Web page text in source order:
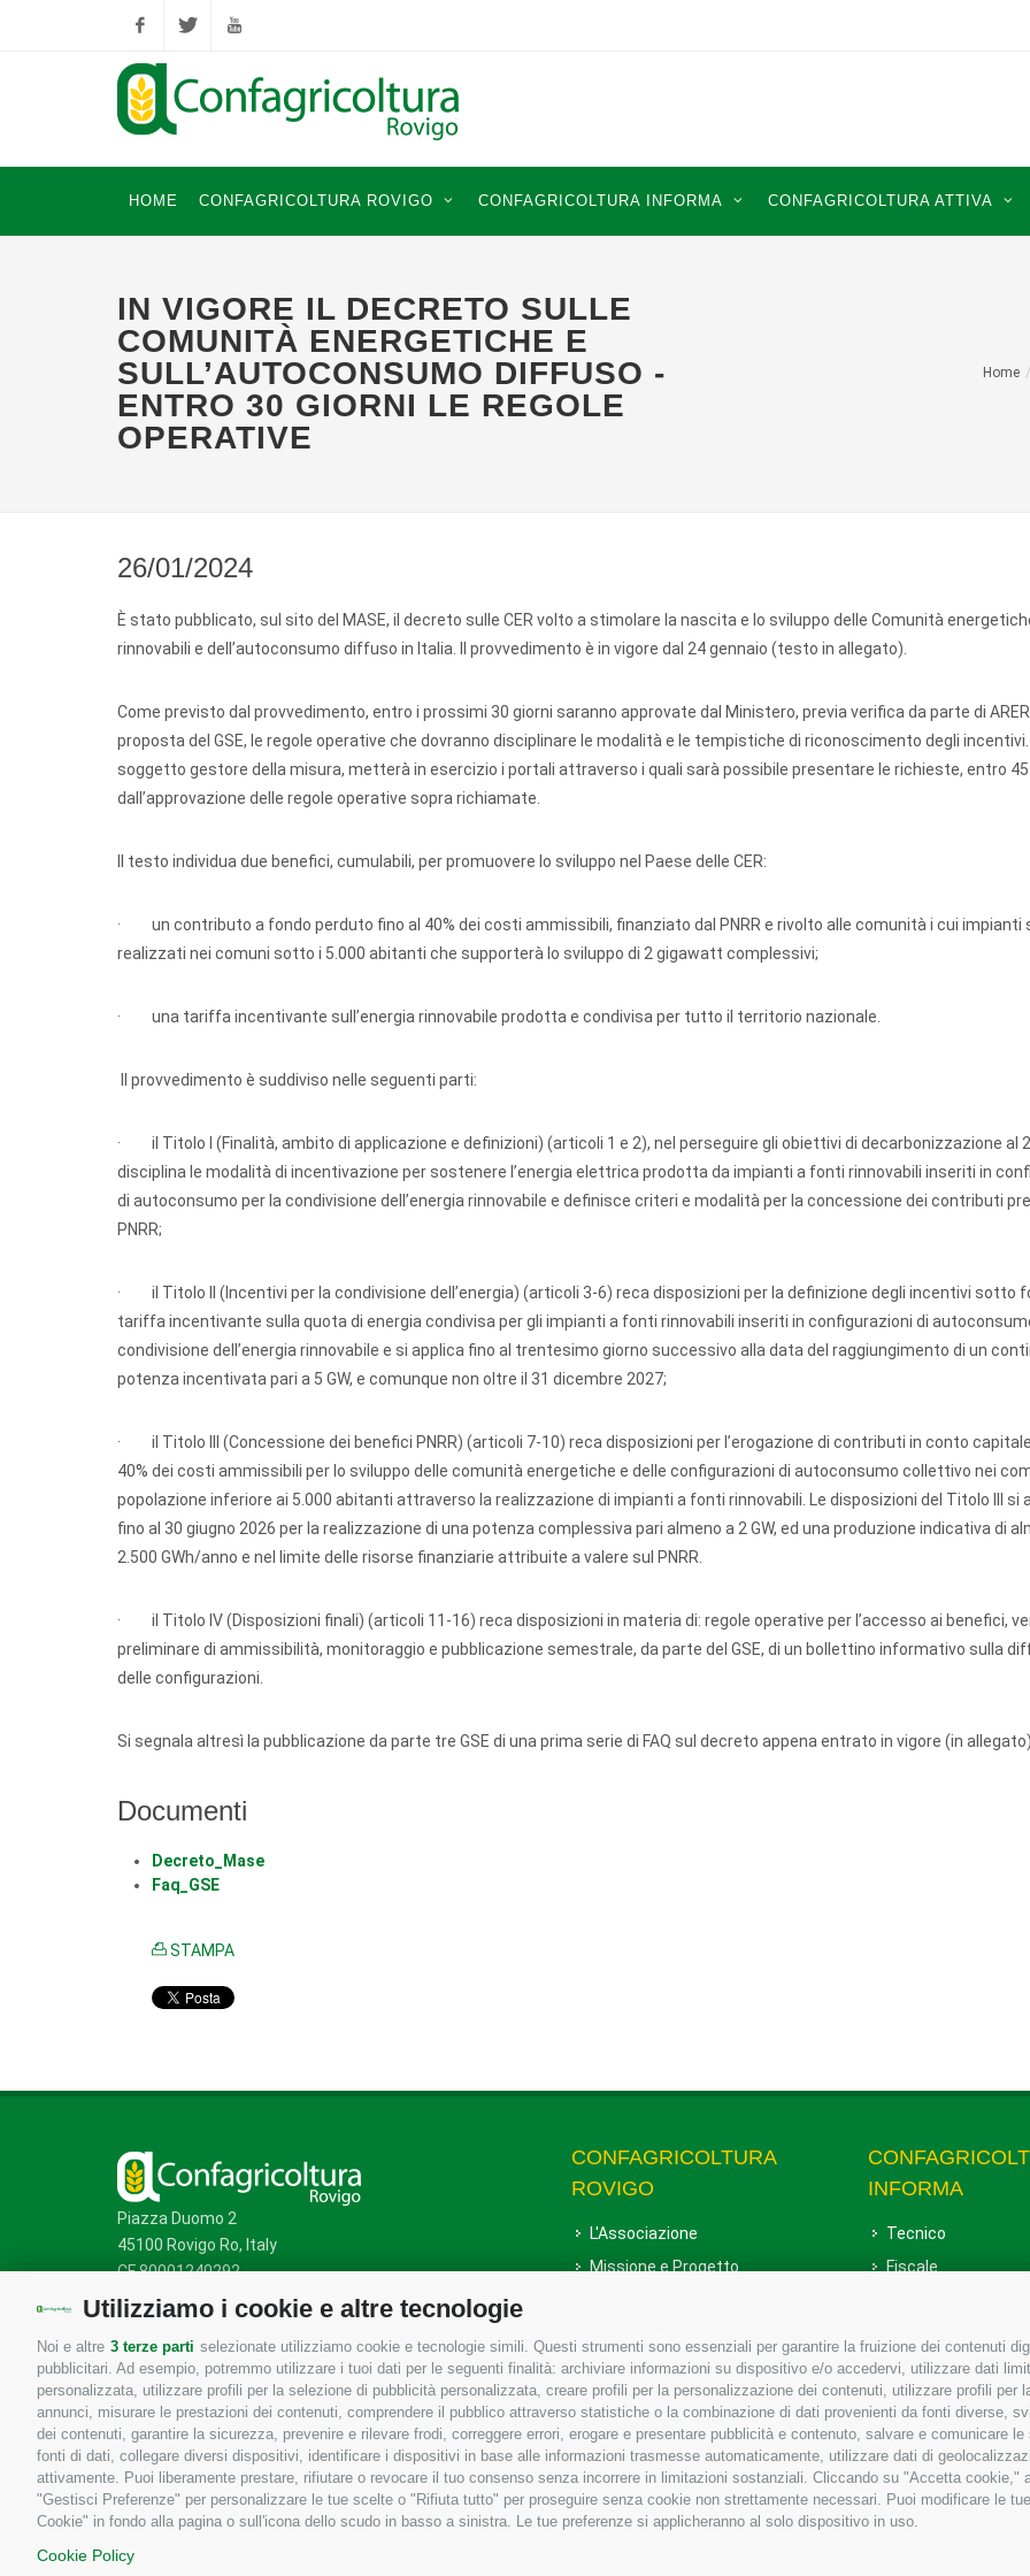
Utilizziamo i cookie e altre tecnologie
Noi e altre 3 terze parti selezionate utilizziamo cookie e tecnologie simili. Questi strumenti sono essenziali per garantire la fruizione dei contenuti
pubblicitari. Ad esempio, potremmo utilizzare i tuoi dati per le seguenti finalità: archiviare informazioni su dispositivo e/o accedervi, utilizzare dati
personalizzata, utilizzare profili per la selezione di pubblicità personalizzata, creare profili per la personalizzazione dei contenuti, utilizzare profili
annunci, misurare le prestazioni dei contenuti, comprendere il pubblico attraverso statistiche o la combinazione di dati provenienti da fonti diverse,
dei contenuti, garantire la sicurezza, prevenire e rilevare frodi, correggere errori, erogare e presentare pubblicità e contenuto, salvare e comunicare
fonti di dati, collegare diversi dispositivi, identificare i dispositivi in base alle informazioni trasmesse automaticamente, utilizzare dati di
attivamente. Puoi liberamente prestare, rifiutare o revocare il tuo consenso senza incorrere in limitazioni sostanziali. Cliccando su "Accetta
"Gestisci Preferenze" per personalizzare le tue scelte o "Rifiuta tutto" per proseguire senza cookie non strettamente necessari. Puoi modificare le
Cookie" in fondo alla pagina o sull'icona dello scudo in basso a sinistra. Le tue preferenze si applicheranno al solo dispositivo in uso.
Cookie Policy
FacebookTwitter YouTube
HOME CONFAGRICOLTURA ROVIGO CONFAGRICOLTURA INFORMA CONFAGRICOLTURA ATTIVA
IN VIGORE IL DECRETO SULLE
COMUNITÀ ENERGETICHE E
SULL’AUTOCONSUMO DIFFUSO -
ENTRO 30 GIORNI LE REGOLE
OPERATIVE
Home
26/01/2024
È stato pubblicato, sul sito del MASE, il decreto sulle CER volto a stimolare la nascita e lo sviluppo delle Comunità
rinnovabili e dell’autoconsumo diffuso in Italia. Il provvedimento è in vigore dal 24 gennaio (testo in allegato).
Come previsto dal provvedimento, entro i prossimi 30 giorni saranno approvate dal Ministero, previa verifica da parte di
proposta del GSE, le regole operative che dovranno disciplinare le modalità e le tempistiche di riconoscimento degli incentivi.
soggetto gestore della misura, metterà in esercizio i portali attraverso i quali sarà possibile presentare le richieste, entro 45
dall’approvazione delle regole operative sopra richiamate.
Il testo individua due benefici, cumulabili, per promuovere lo sviluppo nel Paese delle CER:
· un contributo a fondo perduto fino al 40% dei costi ammissibili, finanziato dal PNRR e rivolto alle comunità i cui impianti
realizzati nei comuni sotto i 5.000 abitanti che supporterà lo sviluppo di 2 gigawatt complessivi;
· una tariffa incentivante sull’energia rinnovabile prodotta e condivisa per tutto il territorio nazionale.
Il provvedimento è suddiviso nelle seguenti parti:
· il Titolo I (Finalità, ambito di applicazione e definizioni) (articoli 1 e 2), nel perseguire gli obiettivi di decarbonizzazione al
disciplina le modalità di incentivazione per sostenere l’energia elettrica prodotta da impianti a fonti rinnovabili inseriti in
di autoconsumo per la condivisione dell’energia rinnovabile e definisce criteri e modalità per la concessione dei contributi
PNRR;
· il Titolo II (Incentivi per la condivisione dell’energia) (articoli 3-6) reca disposizioni per la definizione degli incentivi sotto
tariffa incentivante sulla quota di energia condivisa per gli impianti a fonti rinnovabili inseriti in configurazioni di
condivisione dell’energia rinnovabile e si applica fino al trentesimo giorno successivo alla data del raggiungimento di un
potenza incentivata pari a 5 GW, e comunque non oltre il 31 dicembre 2027;
· il Titolo III (Concessione dei benefici PNRR) (articoli 7-10) reca disposizioni per l’erogazione di contributi in conto capitale
40% dei costi ammissibili per lo sviluppo delle comunità energetiche e delle configurazioni di autoconsumo collettivo nei
popolazione inferiore ai 5.000 abitanti attraverso la realizzazione di impianti a fonti rinnovabili. Le disposizioni del Titolo III si
fino al 30 giugno 2026 per la realizzazione di una potenza complessiva pari almeno a 2 GW, ed una produzione indicativa di
2.500 GWh/anno e nel limite delle risorse finanziarie attribuite a valere sul PNRR.
· il Titolo IV (Disposizioni finali) (articoli 11-16) reca disposizioni in materia di: regole operative per l’accesso ai benefici,
preliminare di ammissibilità, monitoraggio e pubblicazione semestrale, da parte del GSE, di un bollettino informativo sulla
delle configurazioni.
Si segnala altresì la pubblicazione da parte tre GSE di una prima serie di FAQ sul decreto appena entrato in vigore (in allegato).
Documenti
Decreto_Mase
Faq_GSE
STAMPA
Piazza Duomo 2
45100 Rovigo Ro, Italy
CF 80001240292
Mappa del sito/Privacy Policy /Cookie Policy
CONFAGRICOLTURA
ROVIGO
L'Associazione
Missione e Progetto
Uffici della Sede provinciale
Le Sedi di Zona
Agricoltori S.r.l.
Whistleblowing Confagricoltura
Rovigo e Agricoltori srl
INFORMA
Tecnico
Fiscale
Associazione